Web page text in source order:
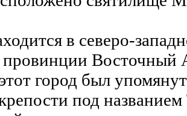
в северо-
провинции Восточный
город был
под